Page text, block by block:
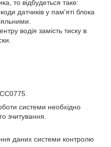
то відбудеться таке:
датчиків у пам'яті блока
водія замість тиску в
системи необхідно
зчитування.
даних системи контролю